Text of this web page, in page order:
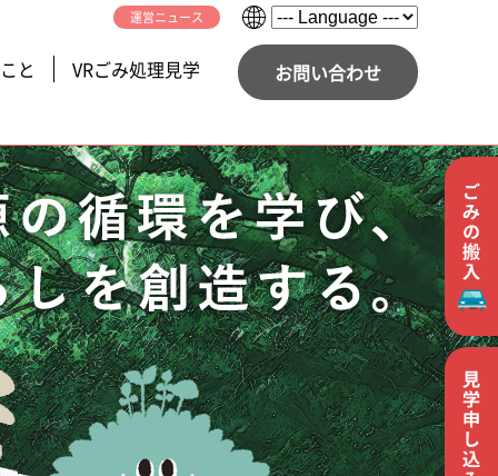
運営ニュース
と VRごみ処理見学 お問い合わせ